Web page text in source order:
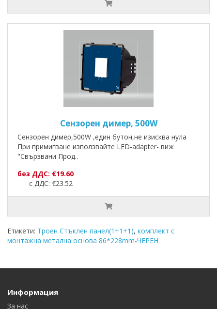
Сензорен димер, 500W
Сензорен димер,500W ,един бутон,не изисква нула
При примигване използвайте LED-adapter- виж
"Свързвани Прод..
без ДДС: €19.60
с ДДС: €23.52
Етикети: Троен Стъклен панел(1+1+1), комплект с
монтажна метална основа 86*228mm-ЧЕРЕН
Информация
За нас